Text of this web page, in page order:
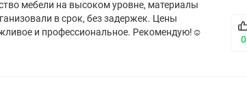
мебели на высоком уровне, материалы
в срок, без задержек. Цены
и профессиональное. Рекомендую!☺️
0